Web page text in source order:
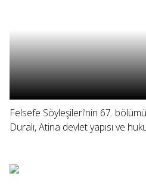
Felsefe Söyleşileri’nin 67.
Duralı, Atina devlet yapısı ve